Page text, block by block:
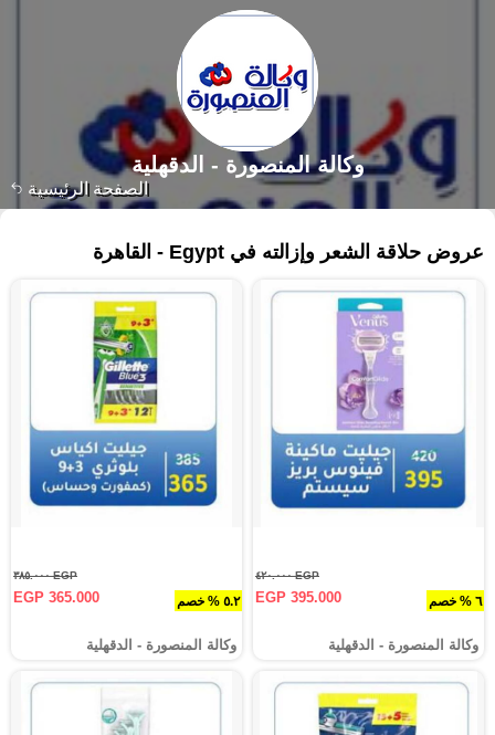
الصفحة الرئيسية
وكالة المنصورة - الدقهلية‎
عروض حلاقة الشعر وإزالته في Egypt - القاهرة
٦ % خصم
EGP ٤٢٠.٠٠٠
EGP 395.000
وكالة المنصورة - الدقهلية‎
٥.٢ % خصم
EGP ٣٨٥.٠٠٠
EGP 365.000
وكالة المنصورة - الدقهلية‎